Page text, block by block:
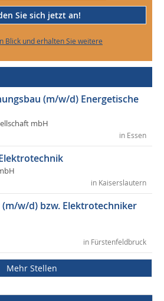
Sie sich jetzt an!
Blick und erhalten Sie weitere
(m/w/d) Energetische
mbH
in Essen
in Kaiserslautern
w/d) bzw. Elektrotechniker
in Fürstenfeldbruck
Mehr Stellen